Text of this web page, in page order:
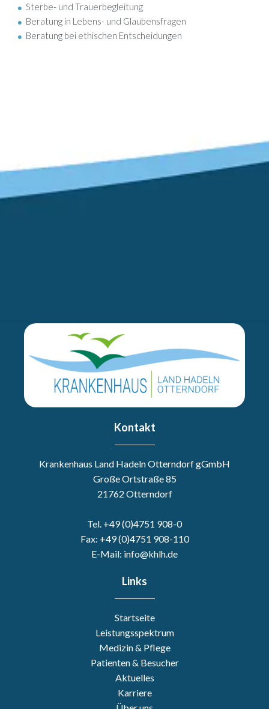
Sterbe- und Trauerbegleitung
Beratung in Lebens- und Glaubensfragen
Beratung bei ethischen Entscheidungen
Kontakt
Krankenhaus Land Hadeln Otterndorf gGmbH
Große Ortstraße 85
21762 Otterndorf
Tel. +49 (0)4751 908-0
Fax: +49 (0)4751 908-110
E-Mail: info@khlh.de
Links
Startseite
Leistungsspektrum
Medizin & Pflege
Patienten & Besucher
Aktuelles
Karriere